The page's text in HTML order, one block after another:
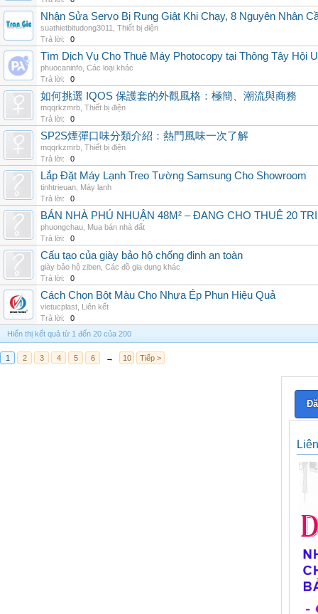
Nhận Sửa Servo Bị Rung Giật Khi Chạy, 8 Nguyên Nhân
suathietbitudong3011
Thiết bị điện
Trả lời:
0
Tìm Dịch Vụ Cho Thuê Máy Photocopy tại Thông Tây Hội
phuocaninfo Các loại khác
Trả lời:
0
如何挑選 IQOS 保護套的外觀風格：極簡、潮流與商務
mqqrkzmrb Thiết bị điện
Trả lời:
0
SP2S煙彈口味分類介紹：熱門風味一次了解
mqqrkzmrb Thiết bị điện
Trả lời:
0
Lắp Đặt Máy Lạnh Treo Tường Samsung Cho Showroom
tinhtrieuan Máy lạnh
Trả lời:
0
BÁN NHÀ PHÚ NHUẬN 48M² – ĐANG CHO THUÊ 20
phuongchau Mua bán nhà đất
Trả lời:
0
Cấu tạo của giày bảo hộ chống đinh an toàn
giày bảo hộ ziben Các đồ gia dụng khác
Trả lời:
0
Cách Chọn Bột Màu Cho Nhựa Ép Phun Hiệu Quả
vietucplast Liên kết
Trả lời:
0
Hiển thị kết quả từ 1 đến 20 của 200
1 2 3 4 5 6 → 10 Tiếp >